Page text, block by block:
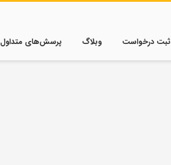
ثبت درخواست وبلاگ پرسش‌های متداول